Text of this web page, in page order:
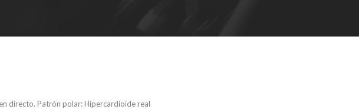
directo. Patrón polar: Hipercardioide real